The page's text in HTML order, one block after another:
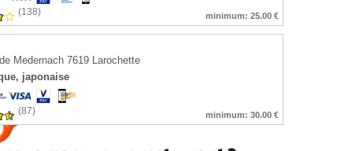
(138) minimum: 25.00 €
Medernach 7619 Larochette
japonaise
(87) minimum: 30.00 €